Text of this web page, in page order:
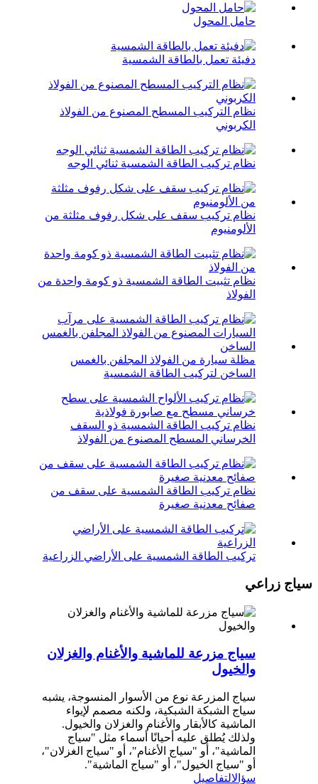
حامل المحول
دفيئة تعمل بالطاقة الشمسية
نظام التركيب المسطح المصنوع من الفولاذ
الكربوني
نظام تركيب الطاقة الشمسية ثنائي الوجه
نظام تركيب سقف على شكل رفوف مثلثة من
الألومنيوم
نظام تثبيت الطاقة الشمسية ذو كومة واحدة من
الفولاذ
مظلة سيارة من الفولاذ المجلفن بالغمس
الساخن لتركيب الطاقة الشمسية
نظام تركيب الطاقة الشمسية ذو السقف
الخرساني المسطح المصنوع من الفولاذ
نظام تركيب الطاقة الشمسية على سقف من
صفائح معدنية صغيرة
تركيب الطاقة الشمسية على الأراضي الزراعية
سياج زراعي
سياج مزرعة للماشية والأغنام والغزلان
والخيول
سياج المزرعة نوع من الأسوار المنسوجة، يشبه
سياج الشبكة الشبكية، ولكنه مصمم لإيواء
الماشية كالأبقار والأغنام والغزلان والخيول.
ولذلك يُطلق عليه أحيانًا أسماء مثل "سياج
الماشية"، أو "سياج الأغنام"، أو "سياج الغزلان"،
أو "سياج الخيول"، أو "سياج الماشية".
سؤالالتفاصيل